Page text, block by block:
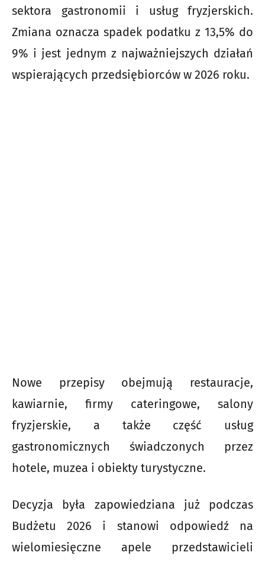
sektora gastronomii i usług fryzjerskich.
Zmiana oznacza spadek podatku z 13,5% do
9% i jest jednym z najważniejszych działań
wspierających przedsiębiorców w 2026 roku.
Nowe przepisy obejmują restauracje,
kawiarnie, firmy cateringowe, salony
fryzjerskie, a także część usług
gastronomicznych świadczonych przez
hotele, muzea i obiekty turystyczne.
Decyzja była zapowiedziana już podczas
Budżetu 2026 i stanowi odpowiedź na
wielomiesięczne apele przedstawicieli